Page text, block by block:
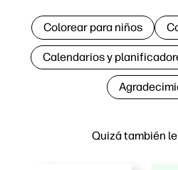
Quizá también
Colorear para niños
Calendarios y